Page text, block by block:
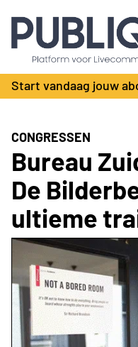
Industry Dashboard
Vacatures
Kalender
Producten
Bedrijvengids
Locatie Finder
Contact
Adverteren
Abonnementen
Start vandaag jouw
CONGRESSEN
Bureau
De
ultieme